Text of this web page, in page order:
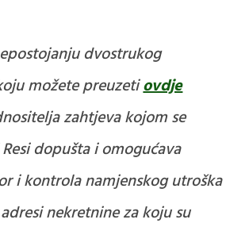
dvostrukog
možete preuzetiovdje
zahtjeva kojom se
dopušta i omogućava
i kontrola namjenskog utroška
nekretnine za koju su